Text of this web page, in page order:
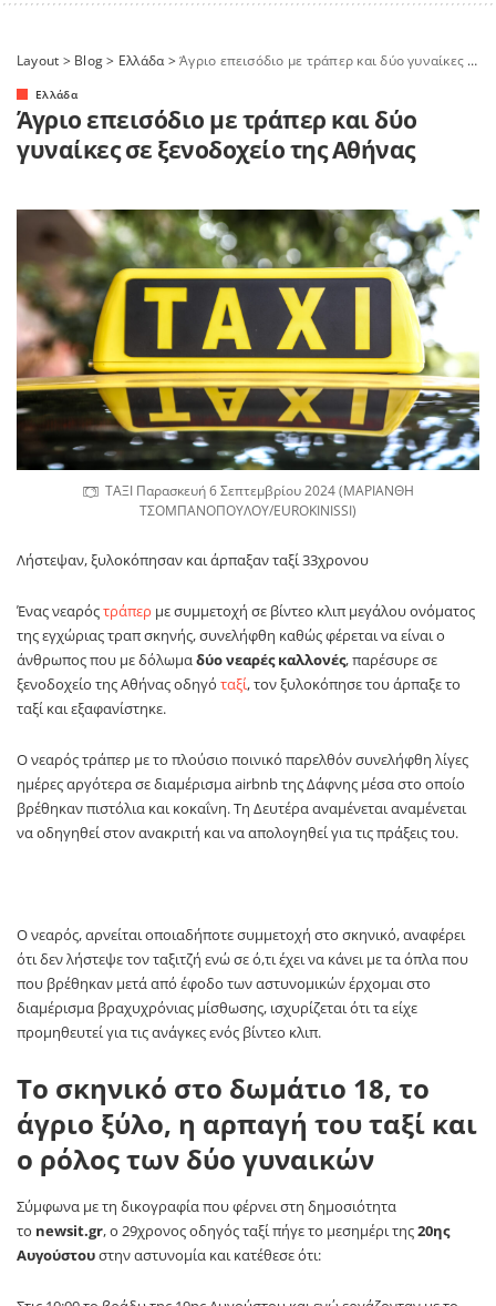
Layout > Blog> Ελλάδα>Άγριο επεισόδιο με τράπερ και δύο γυναίκες σε ξενοδοχείο της Αθήνας
Ελλάδα
Άγριο επεισόδιο με τράπερ και δύο
γυναίκες σε ξενοδοχείο της Αθήνας
ΤΑΞΙ Παρασκευή 6 Σεπτεμβρίου 2024 (ΜΑΡΙΑΝΘΗ
ΤΣΟΜΠΑΝΟΠΟΥΛΟΥ/EUROKINISSI)
Λήστεψαν, ξυλοκόπησαν και άρπαξαν ταξί 33χρονου
Ένας νεαρόςτράπερ με συμμετοχή σε βίντεο κλιπ μεγάλου ονόματος
της εγχώριας τραπ σκηνής, συνελήφθη καθώς φέρεται να είναι ο
άνθρωπος που με δόλωμαδύο νεαρές καλλονές, παρέσυρε σε
ξενοδοχείο της Αθήνας οδηγό ταξί, τον ξυλοκόπησε του άρπαξε το
ταξί και εξαφανίστηκε.
Ο νεαρός τράπερ με το πλούσιο ποινικό παρελθόν συνελήφθη λίγες
ημέρες αργότερα σε διαμέρισμα airbnb της Δάφνης μέσα στο οποίο
βρέθηκαν πιστόλια και κοκαΐνη. Τη Δευτέρα αναμένεται αναμένεται
να οδηγηθεί στον ανακριτή και να απολογηθεί για τις πράξεις του.
Ο νεαρός, αρνείται οποιαδήποτε συμμετοχή στο σκηνικό, αναφέρει
ότι δεν λήστεψε τον ταξιτζή ενώ σε ό,τι έχει να κάνει με τα όπλα που
που βρέθηκαν μετά από έφοδο των αστυνομικών έρχομαι στο
διαμέρισμα βραχυχρόνιας μίσθωσης, ισχυρίζεται ότι τα είχε
προμηθευτεί για τις ανάγκες ενός βίντεο κλιπ.
Το σκηνικό στο δωμάτιο 18, το
άγριο ξύλο, η αρπαγή του ταξί και
ο ρόλος των δύο γυναικών
Σύμφωνα με τη δικογραφία που φέρνει στη δημοσιότητα
το newsit.gr, ο 29χρονος οδηγός ταξί πήγε το μεσημέρι της20ης
Αυγούστουστην αστυνομία και κατέθεσε ότι: